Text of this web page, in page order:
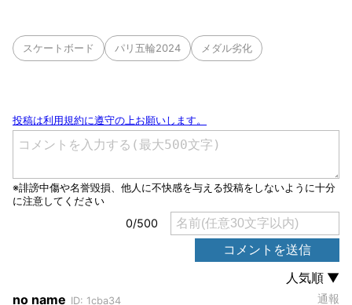
スケートボード パリ五輪2024 メダル劣化